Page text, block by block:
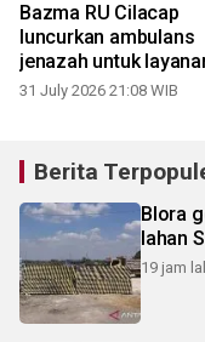
Bazma RU Cilacap
luncurkan ambulans
jenazah untuk
sosial
31 July 2026 21:08 WIB
Berita
Blora
lahan
19 jam